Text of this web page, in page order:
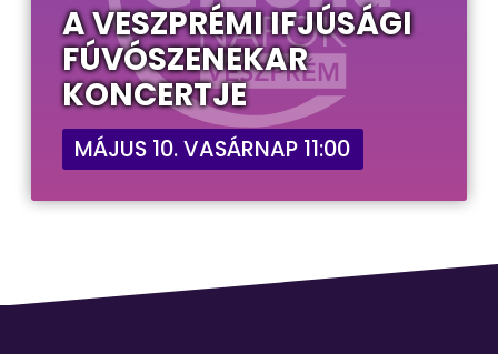
A VESZPRÉMI IFJÚSÁGI
FÚVÓSZENEKAR
KONCERTJE
MÁJUS 10. VASÁRNAP 11:00